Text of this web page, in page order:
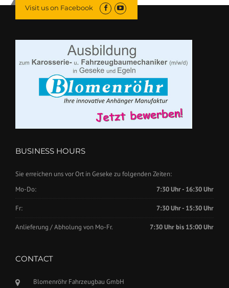
Visit us on Facebook
BUSINESS HOURS
Sie erreichen uns vor Ort in Geseke zu folgenden Zeiten:
Mo-Do:
7:30 Uhr - 16:30 Uhr
Fr: 7:30 Uhr - 15:30 Uhr
Anlieferung / Abholung von Mo-Fr. 7:30 Uhr bis 15:00 Uhr
CONTACT
Blomenröhr Fahrzeugbau GmbH